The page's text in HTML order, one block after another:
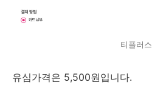
티플러스
유심가격은 5,500원입니다.